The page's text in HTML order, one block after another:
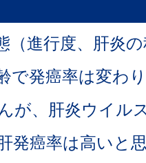
（進行度、肝炎
で発癌率は変わ
が、肝炎ウイル
発癌率は高いと